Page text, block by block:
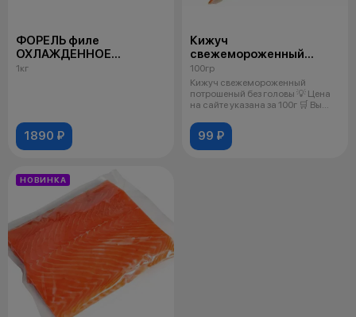
ФОРЕЛЬ филе
ОХЛАЖДЕННОЕ
OVCHINNIKOV
1кг
1890 ₽
Кижуч
свежемороженный
потрошеный без головы
100гр
Кижуч свежемороженный
потрошеный без головы 💡 Цена
на сайте указана за 100г 🛒 Вы
99 ₽
НОВИНКА